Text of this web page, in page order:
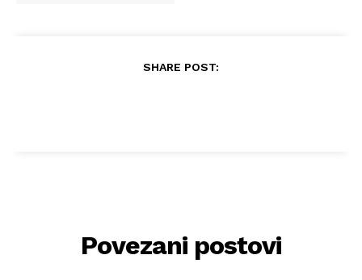
SHARE POST:
Povezani postovi